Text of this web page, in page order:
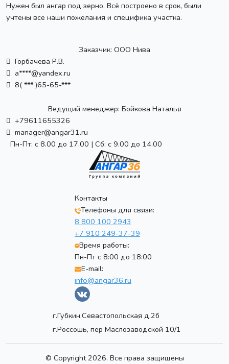
Нужен был ангар под зерно. Всё построено в срок, были
учтены все наши пожелания и специфика участка.
Заказчик: ООО Нива
Горбачева Р.В.
a****@yandex.ru
8( *** )65-65-***
Ведущий менеджер: Бойкова Наталья
+79611655326
manager@angar31.ru
Пн-Пт: с 8.00 до 17.00 | Сб: с 9.00 до 14.00
Контакты
Телефоны для связи:
8 800 100 2943
+7 910 249-37-39
Время работы:
Пн-Пт с 8:00 до 18:00
E-mail:
info@angar36.ru
г.Губкин,Севастопольская д.2б
г.Россошь, пер Маслозаводской 10/1
© Copyright 2026. Все права защищены